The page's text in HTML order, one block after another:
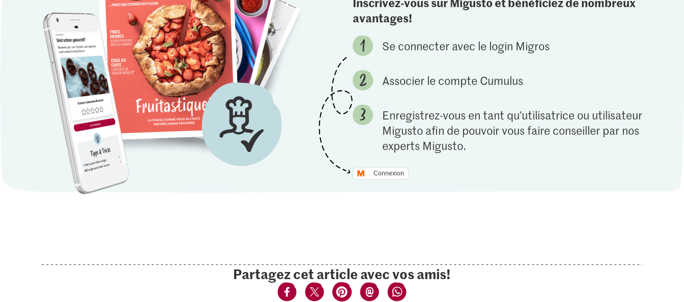
avantages!
Se connecter avec le login Migros
Associer le compte Cumulus
Enregistrez-vous en tant qu'utilisatrice ou utilisateur
Migusto afin de pouvoir vous faire conseiller par nos
experts Migusto.
Connexion
Partagez cet article avec vos amis!